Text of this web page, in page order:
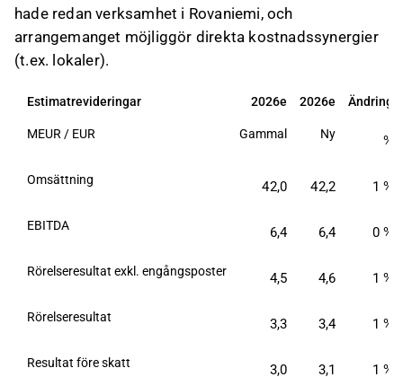
hade redan verksamhet i Rovaniemi, och
arrangemanget möjliggör direkta kostnadssynergier
(t.ex. lokaler).
Estimatrevideringar 2026e 2026e Ändring
MEUR / EUR Gammal Ny %
Omsättning 42,0 42,2 1 %
EBITDA 6,4 6,4 0 %
Rörelseresultat exkl. engångsposter 4,5 4,6 1 %
Rörelseresultat 3,3 3,4 1 %
Resultat före skatt 3,0 3,1 1 %